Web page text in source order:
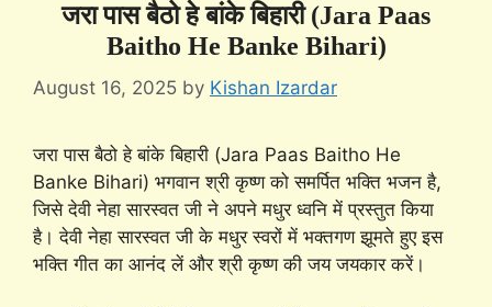
जरा पास बैठो हे बांके बिहारी (Jara Paas
Baitho He Banke Bihari)
August 16, 2025 by Kishan Izardar
जरा पास बैठो हे बांके बिहारी (Jara Paas Baitho He
Banke Bihari) भगवान श्री कृष्ण को समर्पित भक्ति भजन है,
जिसे देवी नेहा सारस्वत जी ने अपने मधुर ध्वनि में प्रस्तुत किया
है। देवी नेहा सारस्वत जी के मधुर स्वरों में भक्तगण झूमते हुए इस
भक्ति गीत का आनंद लें और श्री कृष्ण की जय जयकार करें।